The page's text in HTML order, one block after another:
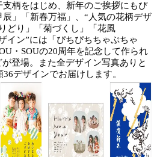
柄をはじめ、新年のご挨拶にもぴ
」「新春万福」、“人気の花柄デザ
どり」「菊づくし」「花風
イン”には「ぴちぴちちゃぷちゃ
・SOUの20周年を記念して作られ
登場。また全デザイン写真ありと
デザインでお届けします。